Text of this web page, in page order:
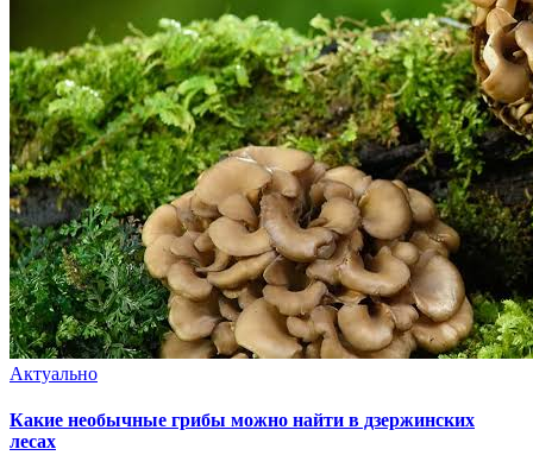
Актуально
Какие необычные грибы можно найти в дзержинских
лесах